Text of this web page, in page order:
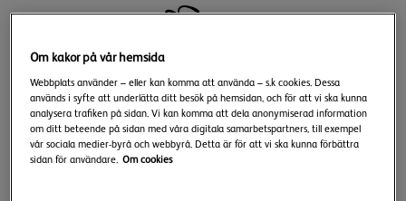
Om kakor på vår hemsida
Webbplats använder – eller kan komma att använda – s.k cookies. Dessa
används i syfte att underlätta ditt besök på hemsidan, och för att vi ska kunna
analysera trafiken på sidan. Vi kan komma att dela anonymiserad information
om ditt beteende på sidan med våra digitala samarbetspartners, till exempel
vår sociala medier-byrå och webbyrå. Detta är för att vi ska kunna förbättra
sidan för användare. Om cookies